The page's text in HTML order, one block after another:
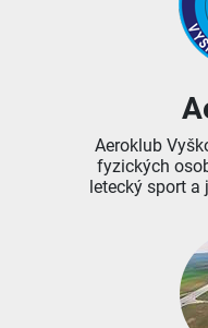
Aeroklub
fyzických
letecký sport a